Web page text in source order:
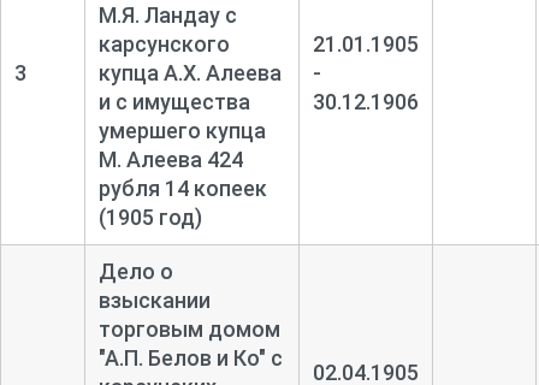
3
М.Я. Ландау с
карсунского
купца А.Х. Алеева
и с имущества
умершего купца
М. Алеева 424
рубля 14 копеек
(1905 год)
21.01.1905
-
30.12.1906
Дело о
взыскании
торговым домом
"А.П. Белов и Ко" с
02.04.1905